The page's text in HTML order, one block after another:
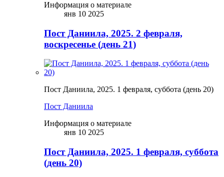
Информация о материале
янв 10 2025
Пост Даниила, 2025. 2 февраля,
воскресенье (день 21)
Пост Даниила, 2025. 1 февраля, суббота (день 20)
Пост Даниила
Информация о материале
янв 10 2025
Пост Даниила, 2025. 1 февраля, суббота
(день 20)